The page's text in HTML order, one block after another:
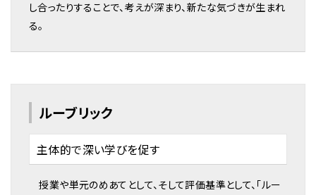
し合ったりすることで、考えが深まり、新たな気づきが生まれ
る。
ルーブリック
主体的で深い学びを促す
授業や単元のめあてとして、そして評価基準として、「ルー